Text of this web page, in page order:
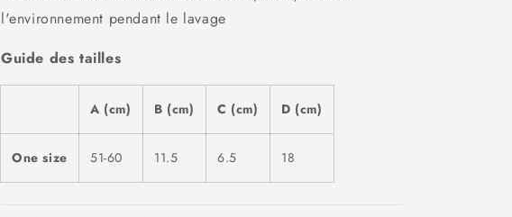
l'environnement pendant le lavage
Guide des tailles
A (cm) B (cm) C (cm) D (cm)
One size 51-60 11.5 6.5 18